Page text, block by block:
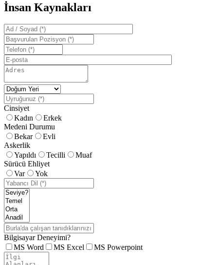
İnsan Kaynakları
Cinsiyet
Kadın
Erkek
Medeni Durumu
Bekar
Evli
Askerlik
Yapıldı
Tecilli
Muaf
Sürücü Ehliyet
Var
Yok
Bilgisayar Deneyimi?
MS Word
MS Excel MS Powerpoint